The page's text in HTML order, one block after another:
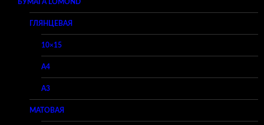
БУМАГА LOMOND
ГЛЯНЦЕВАЯ
10×15
A4
A3
МАТОВАЯ